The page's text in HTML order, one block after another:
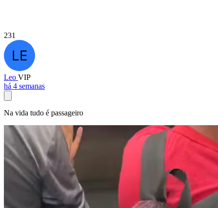
231
Leo VIP
há 4 semanas
Na vida tudo é passageiro